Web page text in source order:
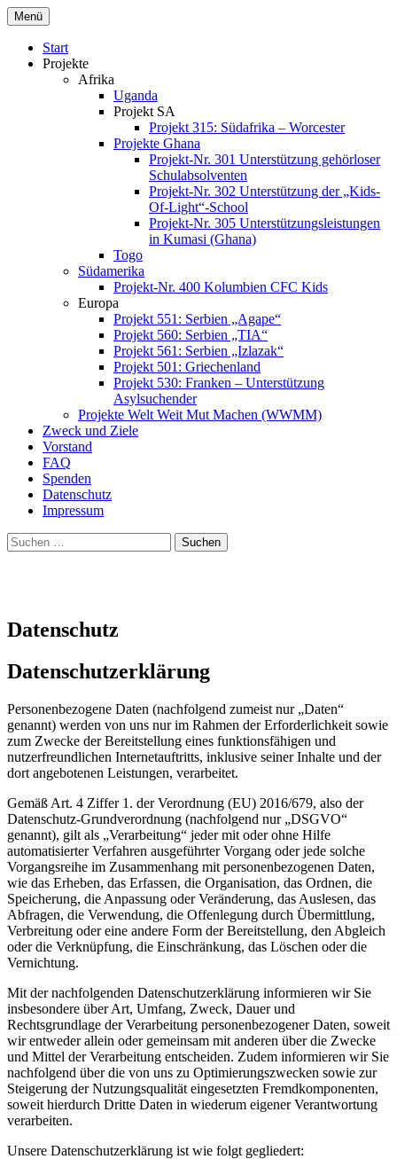
Zum
Inhalt
springen
Menü
Start
Projekte
Afrika
Uganda
Projekt SA
Projekt 315: Südafrika – Worcester
Projekte Ghana
Projekt-Nr. 301 Unterstützung gehörloser
Schulabsolventen
Projekt-Nr. 302 Unterstützung der „Kids-
Of-Light“-School
Projekt-Nr. 305 Unterstützungsleistungen
in Kumasi (Ghana)
Togo
Südamerika
Projekt-Nr. 400 Kolumbien CFC Kids
Europa
Projekt 551: Serbien „Agape“
Projekt 560: Serbien „TIA“
Projekt 561: Serbien „Izlazak“
Projekt 501: Griechenland
Projekt 530: Franken – Unterstützung
Asylsuchender
Projekte Welt Weit Mut Machen (WWMM)
Zweck und Ziele
Vorstand
FAQ
Spenden
Datenschutz
Impressum
Suchen
nach:
Datenschutz
Datenschutzerklärung
Personenbezogene Daten (nachfolgend zumeist nur „Daten“
genannt) werden von uns nur im Rahmen der Erforderlichkeit sowie
zum Zwecke der Bereitstellung eines funktionsfähigen und
nutzerfreundlichen Internetauftritts, inklusive seiner Inhalte und der
dort angebotenen Leistungen, verarbeitet.
Gemäß Art. 4 Ziffer 1. der Verordnung (EU) 2016/679, also der
Datenschutz-Grundverordnung (nachfolgend nur „DSGVO“
genannt), gilt als „Verarbeitung“ jeder mit oder ohne Hilfe
automatisierter Verfahren ausgeführter Vorgang oder jede solche
Vorgangsreihe im Zusammenhang mit personenbezogenen Daten,
wie das Erheben, das Erfassen, die Organisation, das Ordnen, die
Speicherung, die Anpassung oder Veränderung, das Auslesen, das
Abfragen, die Verwendung, die Offenlegung durch Übermittlung,
Verbreitung oder eine andere Form der Bereitstellung, den Abgleich
oder die Verknüpfung, die Einschränkung, das Löschen oder die
Vernichtung.
Mit der nachfolgenden Datenschutzerklärung informieren wir Sie
insbesondere über Art, Umfang, Zweck, Dauer und
Rechtsgrundlage der Verarbeitung personenbezogener Daten, soweit
wir entweder allein oder gemeinsam mit anderen über die Zwecke
und Mittel der Verarbeitung entscheiden. Zudem informieren wir Sie
nachfolgend über die von uns zu Optimierungszwecken sowie zur
Steigerung der Nutzungsqualität eingesetzten Fremdkomponenten,
soweit hierdurch Dritte Daten in wiederum eigener Verantwortung
verarbeiten.
Unsere Datenschutzerklärung ist wie folgt gegliedert: